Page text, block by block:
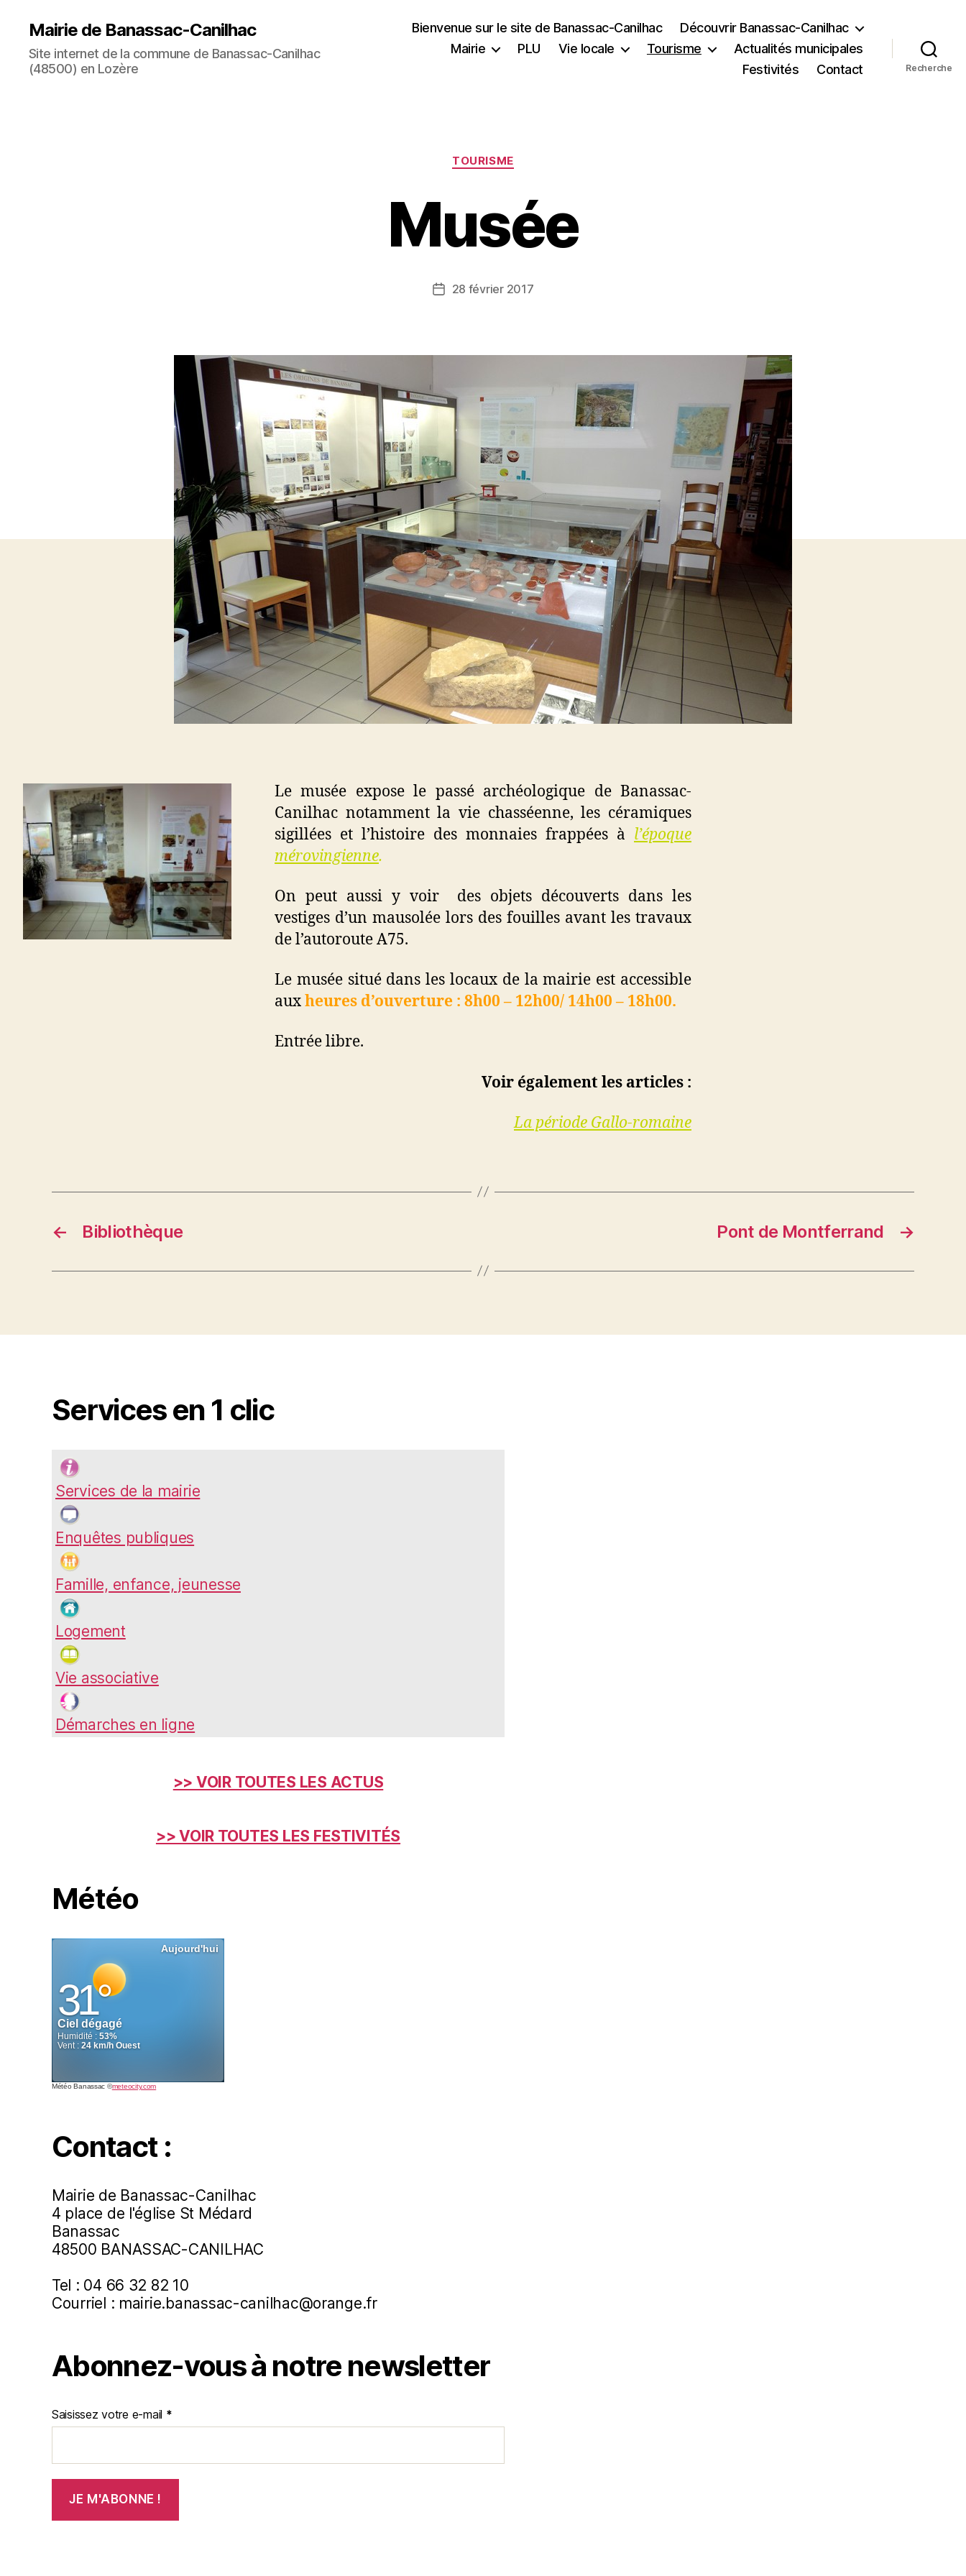
Mairie de Banassac-Canilhac
Site internet de la commune de Banassac-Canilhac
(48500) en Lozère
Bienvenue sur le site de Banassac-Canilhac
Découvrir Banassac-Canilhac
Mairie
PLU Vie locale Tourisme
Actualités municipales
Festivités
Contact Recherche
Catégories
TOURISME
Musée
Date28 février 2017
Le musée expose le passé archéologique de Banassac-
Canilhac notamment la vie chasséenne, les céramiques
sigillées et l’histoire des monnaies frappées à l’époque
mérovingienne.
On peut aussi y voir des objets découverts dans les
vestiges d’un mausolée lors des fouilles avant les travaux
de l’autoroute A75.
Le musée situé dans les locaux de la mairie est accessible
auxheures d’ouverture : 8h00 – 12h00/ 14h00 – 18h00.
Entrée libre.
Voir également les articles :
La période Gallo-romaine
← Bibliothèque →
Pont de Montferrand
Services en 1 clic
Services de la mairie
Enquêtes publiques
Famille, enfance, jeunesse
Logement
Vie associative
Démarches en ligne
>> VOIR TOUTES LES ACTUS
>> VOIR TOUTES LES FESTIVITÉS
Météo
Météo Banassac ©meteocity.com
Contact :
Mairie de Banassac-Canilhac
4 place de l'église St Médard
Banassac
48500 BANASSAC-CANILHAC
Tel : 04 66 32 82 10
Courriel : mairie.banassac-canilhac@orange.fr
Abonnez-vous à notre newsletter
Saisissez votre e-mail *